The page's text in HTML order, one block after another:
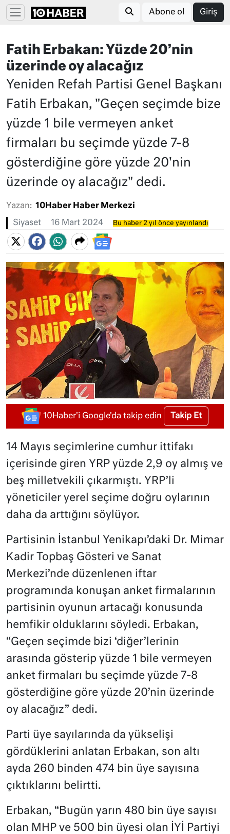
Abone ol Giriş
Fatih Erbakan: Yüzde 20’nin
üzerinde oy alacağız
Yeniden Refah Partisi Genel Başkanı
Fatih Erbakan, "Geçen seçimde bize
yüzde 1 bile vermeyen anket
firmaları bu seçimde yüzde 7-8
gösterdiğine göre yüzde 20'nin
üzerinde oy alacağız" dedi.
Yazan: 10Haber Haber Merkezi
Siyaset 16 Mart 2024 Bu haber 2 yıl önce yayınlandı
10Haber'i Google'da takip edin Takip Et
14 Mayıs seçimlerine cumhur ittifakı
içerisinde giren YRP yüzde 2,9 oy almış ve
beş milletvekili çıkarmıştı. YRP’li
yöneticiler yerel seçime doğru oylarının
daha da arttığını söylüyor.
Partisinin İstanbul Yenikapı’daki Dr. Mimar
Kadir Topbaş Gösteri ve Sanat
Merkezi’nde düzenlenen iftar
programında konuşan anket firmalarının
partisinin oyunun artacağı konusunda
hemfikir olduklarını söyledi. Erbakan,
“Geçen seçimde bizi ‘diğer’lerinin
arasında gösterip yüzde 1 bile vermeyen
anket firmaları bu seçimde yüzde 7-8
gösterdiğine göre yüzde 20’nin üzerinde
oy alacağız” dedi.
Parti üye sayılarında da yükselişi
gördüklerini anlatan Erbakan, son altı
ayda 260 binden 474 bin üye sayısına
çıktıklarını belirtti.
Erbakan, “Bugün yarın 480 bin üye sayısı
olan MHP ve 500 bin üyesi olan İYİ Partiyi